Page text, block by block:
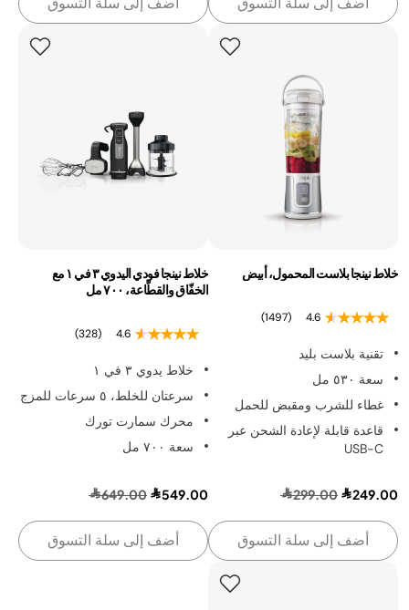
خلاط نينجا بلاست المحمول، أبيض
4.6
(1497)
تقنية بلاست بليد
سعة ٥٣٠ مل
غطاء للشرب ومقبض للحمل
قاعدة قابلة لإعادة الشحن عبر
USB-C
249.00
299.00
أضف إلى سلة التسوق
خلاط نينجا فودي اليدوي ٣ في ١ مع
الخفّاق والقطّاعة، ٧٠٠ مل
4.6
(328)
خلاط يدوي ٣ في ١
سرعتان للخلط، ٥ سرعات للمزج
محرك سمارت تورك
سعة ٧٠٠ مل
549.00
649.00
أضف إلى سلة التسوق